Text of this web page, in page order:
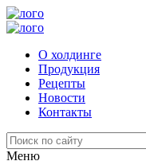
О холдинге
Продукция
Рецепты
Новости
Контакты
Меню